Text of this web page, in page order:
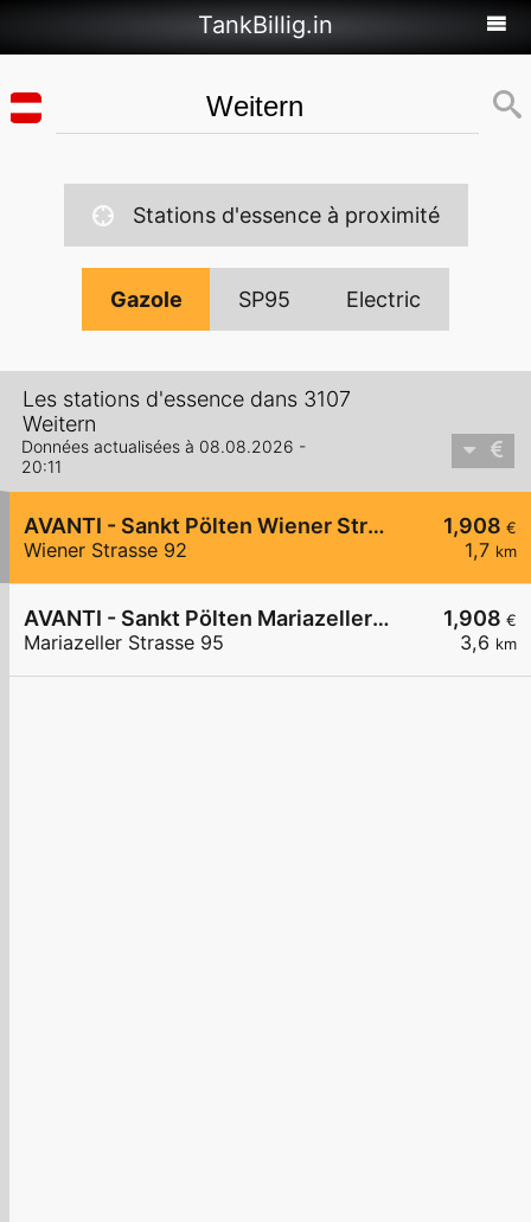
TankBillig.in
Stations d'essence à proximité
Gazole SP95 Electric
Les stations d'essence dans 3107
Weitern
Données actualisées à 08.08.2026 -
20:11
1,908 €
1,7 km
AVANTI - Sankt Pölten Wiener Straße 92
Wiener Strasse 92
1,908 €
3,6 km
AVANTI - Sankt Pölten Mariazeller Straße 95
Mariazeller Strasse 95